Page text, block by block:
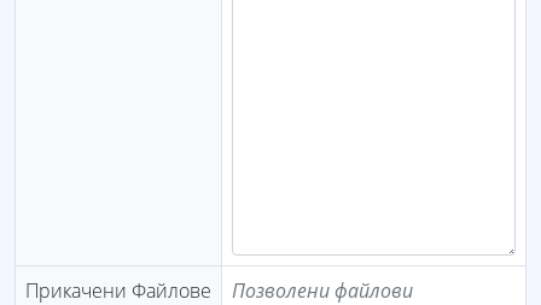
Прикачени Файлове
Позволени файлови